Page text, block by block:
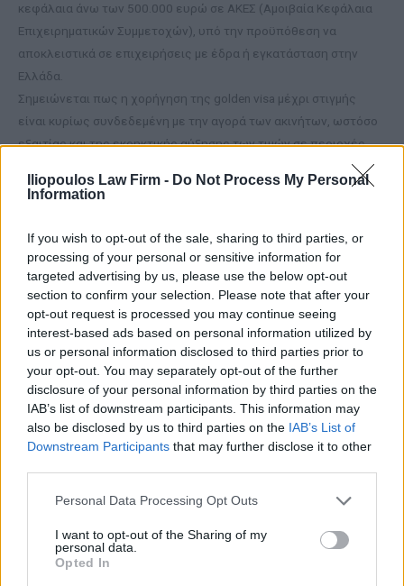
Iliopoulos Law Firm - Do Not Process My Personal
Information
If you wish to opt-out of the sale, sharing to third parties, or
processing of your personal or sensitive information for
targeted advertising by us, please use the below opt-out
section to confirm your selection. Please note that after your
opt-out request is processed you may continue seeing
interest-based ads based on personal information utilized by
us or personal information disclosed to third parties prior to
your opt-out. You may separately opt-out of the further
disclosure of your personal information by third parties on the
IAB’s list of downstream participants. This information may
also be disclosed by us to third parties on the IAB’s List of
Downstream Participants that may further disclose it to other
Personal Data Processing Opt Outs
I want to opt-out of the Sharing of my
personal data.
Opted In
κεφάλαια άνω των 500.000 ευρώ σε ΑΚΕΣ (Αμοιβαία Κεφάλαια
Επιχειρηματικών Συμμετοχών), υπό την προϋπόθεση να
αποκλειστικά σε επιχειρήσεις με έδρα ή εγκατάσταση στην
Ελλάδα.
Σημειώνεται πως η χορήγηση της golden visa μέχρι στιγμής
είναι κυρίως συνδεδεμένη με την αγορά των ακινήτων, ωστόσο
εξαιτίας και της εκρηκτικής αύξησης των τιμών σε περιοχές
της Ελλάδας, εισάγεται μία νέα επενδυτική οδός, αυτή των
νεοφυών επιχειρήσεων.
εταιρείες από ένα σύνολο 900 νεοφυών επιχειρήσεων που
δραστηριοποιούνται σε διαφόρους κλάδους, από την
αγροτεχνολογία και τη ρομποτική μέχρι τον κλάδο της
ναυτιλίας και του fintech. Αλλωστε, όπως έχουν κατά καιρούς
σημειώσει παράγοντες της αγοράς, ο κλάδος των startups στην
ελληνική αγορά βρίσκεται σε διαρκή άνθηση τα τελευταία
χρόνια με την κεφαλαιοποίησή τους να αγγίζει σχεδόν τα 7-8
δισ. ευρώ, όταν πριν από περίπου 8 χρόνια αυτή κινούνταν σε
σχεδόν μηδενικά επίπεδα.
υπερβαίνουν το 33% του μετοχικού κεφαλαίου ή των
επένδυση.
Παράλληλα, η εταιρεία πρέπει να δημιουργεί τουλάχιστον δύο